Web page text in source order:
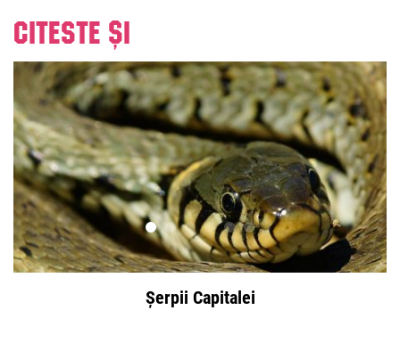
Citeste și
Șerpii Capitalei